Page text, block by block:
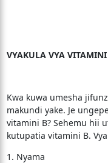
VYAKULA VYA VITAMINI
Kwa kuwa umesha
makundi yake. Je
vitamini B? Sehemu hii
kutupatia vitamini B.
1. Nyama